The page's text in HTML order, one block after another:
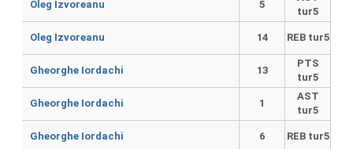
Oleg Izvoreanu 5
tur5
Oleg Izvoreanu 14 REB tur5
Gheorghe Iordachi 13
PTS
tur5
Gheorghe Iordachi 1
AST
tur5
Gheorghe Iordachi 6 REB tur5